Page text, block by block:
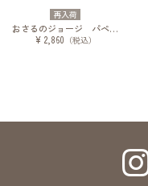
再入荷
おさるのジョージ パペット ピスゲッティ
¥ 2,860 （税込）